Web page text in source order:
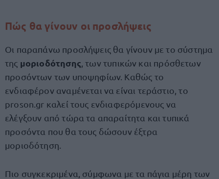
Πώς θα γίνουν οι προσλήψεις
Οι παραπάνω προσλήψεις θα γίνουν με το σύστημα
της μοριοδότησης , των τυπικών και πρόσθετων
προσόντων των υποψηφίων. Καθώς το
ενδιαφέρον αναμένεται να είναι τεράστιο, το
proson.gr καλεί τους ενδιαφερόμενους να
ελέγξουν από τώρα τα απαραίτητα και τυπικά
προσόντα που θα τους δώσουν έξτρα
μοριοδότηση.
Πιο συγκεκριμένα, σύμφωνα με τα πάγια μέρη των